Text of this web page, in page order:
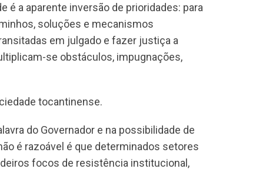
é a aparente inversão de prioridades: para
soluções e mecanismos
em julgado e fazer justiça a
se obstáculos, impugnações,
tocantinense.
do Governador e na possibilidade de
é razoável é que determinados setores
focos de resistência institucional,